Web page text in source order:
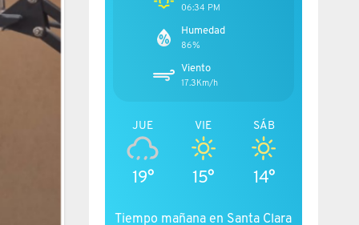
06:34 PM
Humedad
86%
Viento
17.3Km/h
JUE
19°
VIE
15°
SÁB
14°
Tiempo mañana en Santa Clara